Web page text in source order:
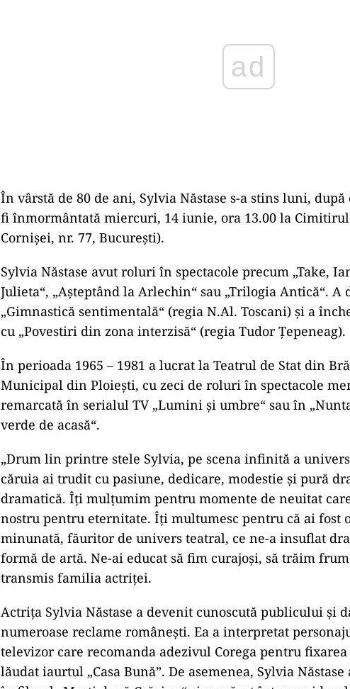
În vârstă de 80 de ani, Sylvia Năstase s-a stins luni,
fi înmormântată miercuri, 14 iunie, ora 13.00 la
Cornișei, nr. 77, București).
Sylvia Năstase avut roluri în spectacole precum „Take,
Julieta“, „Așteptând la Arlechin“ sau „Trilogia Antică“. A
„Gimnastică sentimentală“ (regia N.Al. Toscani) și a
cu „Povestiri din zona interzisă“ (regia Tudor Ţepeneag).
În perioada 1965 – 1981 a lucrat la Teatrul de Stat din
Municipal din Ploiești, cu zeci de roluri în spectacole
remarcată în serialul TV „Lumini și umbre“ sau în
verde de acasă“.
„Drum lin printre stele Sylvia, pe scena infinită a
căruia ai trudit cu pasiune, dedicare, modestie și pură
dramatică. Îți mulțumim pentru momente de neuitat
nostru pentru eternitate. Îți multumesc pentru că ai fost
minunată, făuritor de univers teatral, ce ne-a insuflat
formă de artă. Ne-ai educat să fim curajoși, să trăim
transmis familia actriței.
Actrița Sylvia Năstase a devenit cunoscută publicului și
numeroase reclame româneşti. Ea a interpretat
televizor care recomanda adezivul Corega pentru
lăudat iaurtul „Casa Bună”. De asemenea, Sylvia